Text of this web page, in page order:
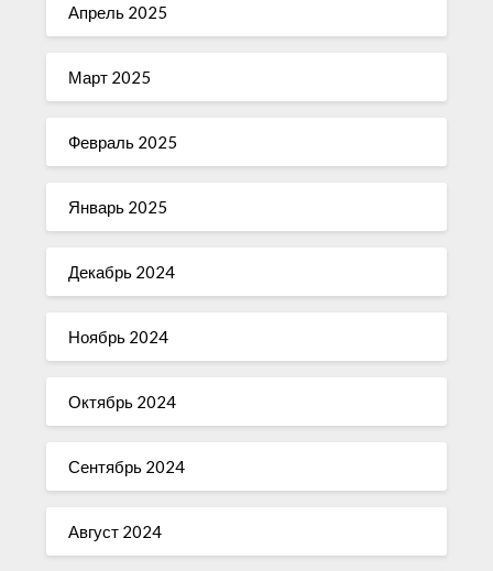
Апрель 2025
Март 2025
Февраль 2025
Январь 2025
Декабрь 2024
Ноябрь 2024
Октябрь 2024
Сентябрь 2024
Август 2024